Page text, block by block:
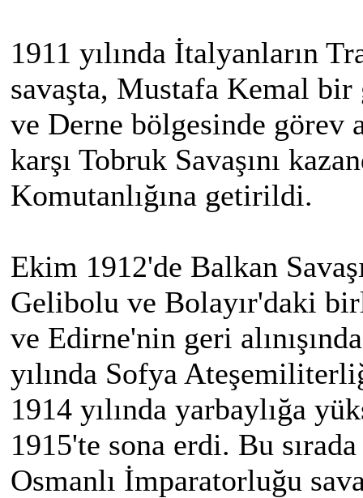
1911 yılında İtalyanların
savaşta, Mustafa Kemal
ve Derne bölgesinde görev
karşı Tobruk Savaşını
Komutanlığına getirildi.
Ekim 1912'de Balkan
Gelibolu ve Bolayır'daki
ve Edirne'nin geri
yılında Sofya
1914 yılında yarbaylığa
1915'te sona erdi. Bu
Osmanlı İmparatorluğu